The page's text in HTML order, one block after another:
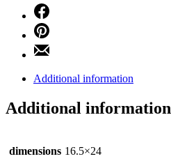
Additional information
Additional information
dimensions 16.5×24